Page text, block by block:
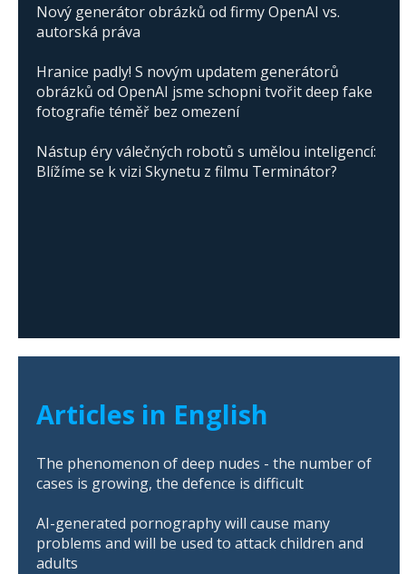
Nový generátor obrázků od firmy OpenAI vs.
autorská práva
Hranice padly! S novým updatem generátorů
obrázků od OpenAI jsme schopni tvořit deep fake
fotografie téměř bez omezení
Nástup éry válečných robotů s umělou inteligencí:
Blížíme se k vizi Skynetu z filmu Terminátor?
Articles in English
The phenomenon of deep nudes - the number of
cases is growing, the defence is difficult
AI-generated pornography will cause many
problems and will be used to attack children and
adults